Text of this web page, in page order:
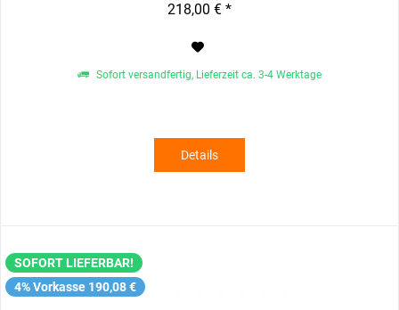
218,00 € *
Sofort versandfertig, Lieferzeit ca. 3-4 Werktage
Details
SOFORT LIEFERBAR!
4% Vorkasse 190,08 €